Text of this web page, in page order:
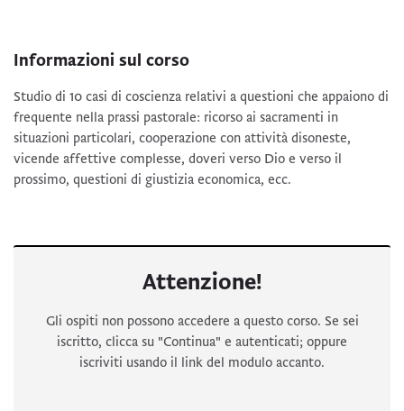
Informazioni sul corso
Studio di 10 casi di coscienza relativi a questioni che appaiono di
frequente nella prassi pastorale: ricorso ai sacramenti in
situazioni particolari, cooperazione con attività disoneste,
vicende affettive complesse, doveri verso Dio e verso il
prossimo, questioni di giustizia economica, ecc.
Attenzione!
Gli ospiti non possono accedere a questo corso. Se sei
iscritto, clicca su "Continua" e autenticati; oppure
iscriviti usando il link del modulo accanto.